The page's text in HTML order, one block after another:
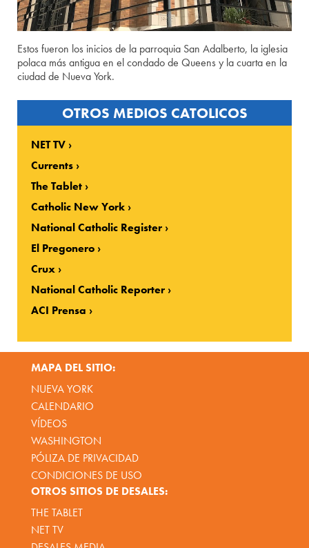
Estos fueron los inicios de la parroquia San Adalberto, la iglesia
polaca más antigua en el condado de Queens y la cuarta en la
ciudad de Nueva York.
OTROS MEDIOS CATOLICOS
NET TV
Currents
The Tablet
Catholic New York
National Catholic Register
El Pregonero
Crux
National Catholic Reporter
ACI Prensa
MAPA DEL SITIO:
NUEVA YORK
CALENDARIO
VÍDEOS
WASHINGTON
PÓLIZA DE PRIVACIDAD
CONDICIONES DE USO
OTROS SITIOS DE DESALES:
THE TABLET
NET TV